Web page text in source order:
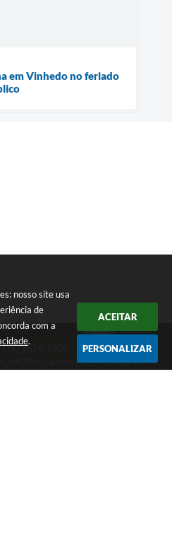
nosso site usa
de
com a
.
ACEITAR
PERSONALIZAR
em Vinhedo no feriado
3826-7800
nº 394, Centro | CEP: 13280-091